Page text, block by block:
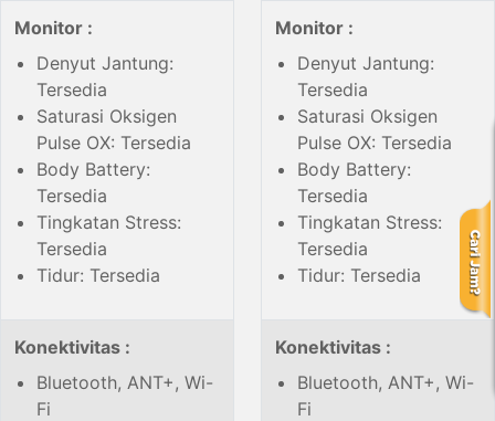
Monitor :
Denyut Jantung:
Tersedia
Saturasi Oksigen
Pulse OX: Tersedia
Body Battery:
Tersedia
Tingkatan Stress:
Tersedia
Tidur: Tersedia
Monitor :
Denyut Jantung:
Tersedia
Saturasi Oksigen
Pulse OX: Tersedia
Body Battery:
Tersedia
Tingkatan Stress:
Tersedia
Tidur: Tersedia
Konektivitas :
Bluetooth, ANT+, Wi-
Fi
Konektivitas :
Bluetooth, ANT+, Wi-
Fi